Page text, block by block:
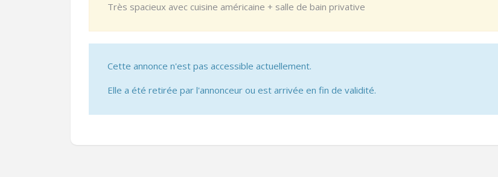
Très spacieux avec cuisine américaine + salle de bain privative
Cette annonce n'est pas accessible actuellement.
Elle a été retirée par l'annonceur ou est arrivée en fin de validité.